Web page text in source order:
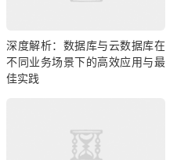
深度解析：数据库与云数据库在
不同业务场景下的高效应用与最
佳实践